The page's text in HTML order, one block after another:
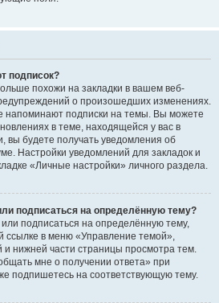
подписок?
похожи на закладки в вашем веб-
о произошедших изменениях.
напоминают подписки на темы. Вы можете
в теме, находящейся у вас в
вы будете получать уведомления об
Настройки уведомлений для закладок и
«Личные настройки» личного раздела.
подписаться на определённую тему?
подписаться на определённую тему,
ссылке в меню «Управление темой»,
и нижней части страницы просмотра тем.
мне о получении ответа» при
подпишетесь на соответствующую тему.